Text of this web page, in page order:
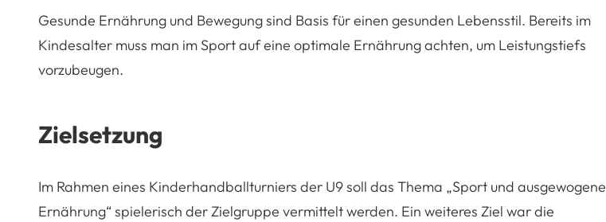
Gesunde Ernährung und Bewegung sind Basis für einen gesunden Lebensstil. Bereits im
Kindesalter muss man im Sport auf eine optimale Ernährung achten, um Leistungstiefs
vorzubeugen.
Zielsetzung
Im Rahmen eines Kinderhandballturniers der U9 soll das Thema „Sport und ausgewogene
Ernährung“ spielerisch der Zielgruppe vermittelt werden. Ein weiteres Ziel war die